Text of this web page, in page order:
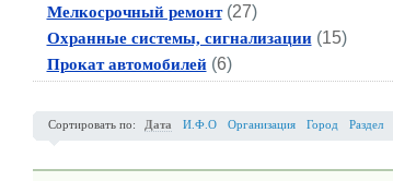
Мелкосрочный ремонт(27)
Охранные системы, сигнализации(15)
Прокат автомобилей(6)
Сортировать по: Дата И.Ф.О Организация Город Раздел